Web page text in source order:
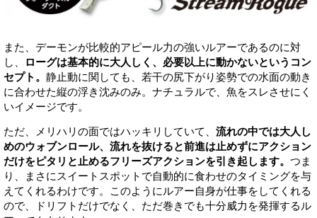
また、デーモンが比較的アピール力の強いルアーであるのに対
し、
ローグは基本的に大人しく、必要以上に動かないというコン
セプト。 静止動に関しても、若干の尻下がり姿勢での水面の動き
に合わせた縦の浮き沈みのみ。ナチュラルで、魚をスレさせにく
いイメージです。
ただ、メリハリの面ではハッキリしていて、 流れの中では大人し
めのウォブンロール、流れを抜けると前進は止めずにアクション
だけをピタリと止めるフリーズアクションを引き起します。 つま
り、まさにスイートスポットで自動的に食わせのタイミングを与
えてくれるわけです。このようにルアー自身が仕事をしてくれる
ので、ドリフトだけでなく、ただ巻きでも十分威力を発揮するル